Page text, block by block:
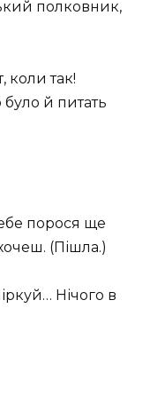
полковник,
коли так!
було й питать
порося ще
(Пішла.)
Нічого в